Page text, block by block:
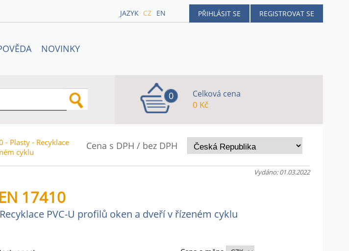
PŘIHLÁSIT SE REGISTROVAT SE
JAZYK CZ EN
NOVINKY
0 Celková cena
0 Kč
Cena s DPH / bez DPH
- Plasty - Recyklace
cyklu
Vydáno: 01.03.2022
17410
PVC-U profilů oken a dveří v řízeném cyklu